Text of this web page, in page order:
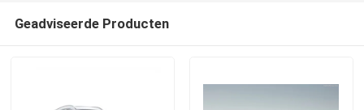
Geadviseerde Producten